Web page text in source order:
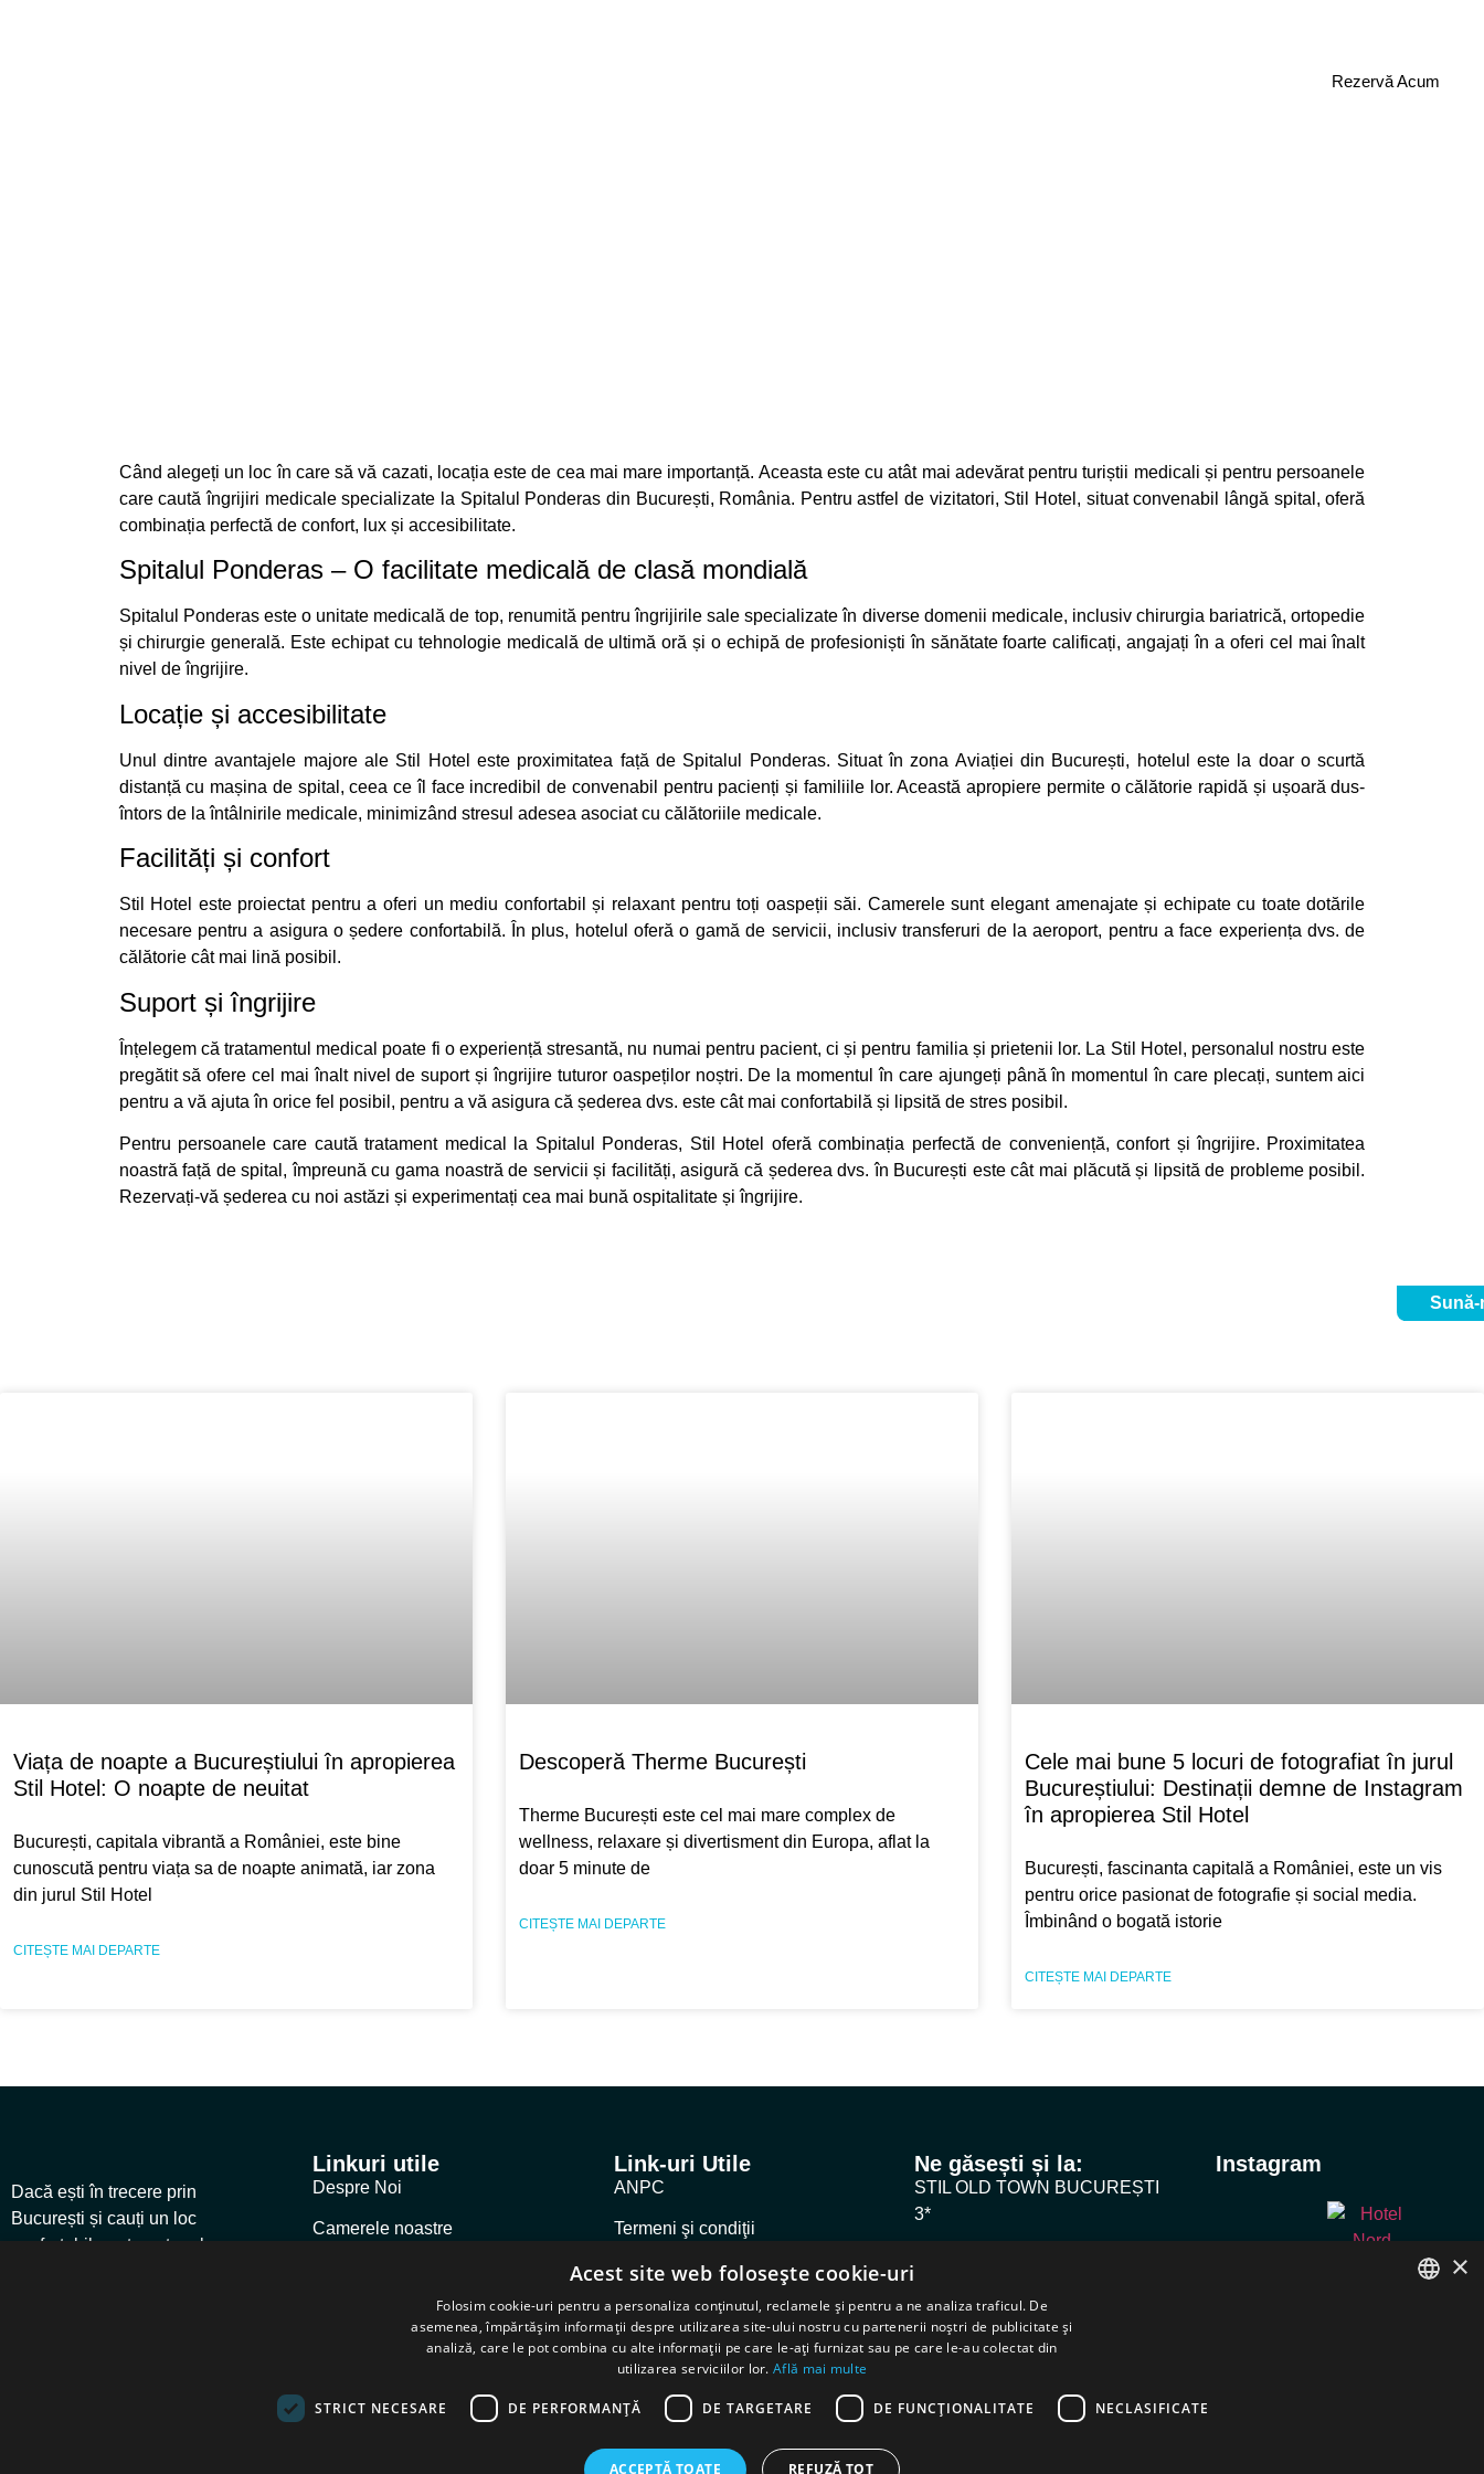
Rezervă Acum
Sună-
Când alegeți un loc în care să vă cazati, locația este de cea mai mare importanță. Aceasta este cu atât mai adevărat pentru turiștii medicali și pentru persoanele
care caută îngrijiri medicale specializate la Spitalul Ponderas din București, România. Pentru astfel de vizitatori, Stil Hotel, situat convenabil lângă spital, oferă
combinația perfectă de confort, lux și accesibilitate.
Spitalul Ponderas – O facilitate medicală de clasă mondială
Spitalul Ponderas este o unitate medicală de top, renumită pentru îngrijirile sale specializate în diverse domenii medicale, inclusiv chirurgia bariatrică, ortopedie
și chirurgie generală. Este echipat cu tehnologie medicală de ultimă oră și o echipă de profesioniști în sănătate foarte calificați, angajați în a oferi cel mai înalt
nivel de îngrijire.
Locație și accesibilitate
Unul dintre avantajele majore ale Stil Hotel este proximitatea față de Spitalul Ponderas. Situat în zona Aviației din București, hotelul este la doar o scurtă
distanță cu mașina de spital, ceea ce îl face incredibil de convenabil pentru pacienți și familiile lor. Această apropiere permite o călătorie rapidă și ușoară dus-
întors de la întâlnirile medicale, minimizând stresul adesea asociat cu călătoriile medicale.
Facilități și confort
Stil Hotel este proiectat pentru a oferi un mediu confortabil și relaxant pentru toți oaspeții săi. Camerele sunt elegant amenajate și echipate cu toate dotările
necesare pentru a asigura o ședere confortabilă. În plus, hotelul oferă o gamă de servicii, inclusiv transferuri de la aeroport, pentru a face experiența dvs. de
călătorie cât mai lină posibil.
Suport și îngrijire
Înțelegem că tratamentul medical poate fi o experiență stresantă, nu numai pentru pacient, ci și pentru familia și prietenii lor. La Stil Hotel, personalul nostru este
pregătit să ofere cel mai înalt nivel de suport și îngrijire tuturor oaspeților noștri. De la momentul în care ajungeți până în momentul în care plecați, suntem aici
pentru a vă ajuta în orice fel posibil, pentru a vă asigura că șederea dvs. este cât mai confortabilă și lipsită de stres posibil.
Pentru persoanele care caută tratament medical la Spitalul Ponderas, Stil Hotel oferă combinația perfectă de conveniență, confort și îngrijire. Proximitatea
noastră față de spital, împreună cu gama noastră de servicii și facilități, asigură că șederea dvs. în București este cât mai plăcută și lipsită de probleme posibil.
Rezervați-vă șederea cu noi astăzi și experimentați cea mai bună ospitalitate și îngrijire.
Viața de noapte a Bucureștiului în apropierea
Stil Hotel: O noapte de neuitat
București, capitala vibrantă a României, este bine
cunoscută pentru viața sa de noapte animată, iar zona
din jurul Stil Hotel
CITEȘTE MAI DEPARTE
Descoperă Therme București
Therme București este cel mai mare complex de
wellness, relaxare și divertisment din Europa, aflat la
doar 5 minute de
CITEȘTE MAI DEPARTE
Cele mai bune 5 locuri de fotografiat în jurul
Bucureștiului: Destinații demne de Instagram
în apropierea Stil Hotel
București, fascinanta capitală a României, este un vis
pentru orice pasionat de fotografie și social media.
Îmbinând o bogată istorie
CITEȘTE MAI DEPARTE
Dacă ești în trecere prin
București și cauți un loc
confortabil pentru a te relaxa,
Linkuri utile
Despre Noi
Camerele noastre
Locația Noastră
Link-uri Utile
ANPC
Termeni şi condiţii
Politica De Confidenţialitate
Politica De Cookie
Cybersecurity
Ne găsești și la:
STIL OLD TOWN BUCUREȘTI
3*
Instagram
×
Acest site web folosește cookie-uri
Folosim cookie-uri pentru a personaliza conținutul, reclamele și pentru a ne analiza traficul. De
asemenea, împărtășim informații despre utilizarea site-ului nostru cu partenerii noștri de publicitate și
analiză, care le pot combina cu alte informații pe care le-ați furnizat sau pe care le-au colectat din
utilizarea serviciilor lor. Află mai multe
STRICT NECESARE DE PERFORMANȚĂ DE TARGETARE DE FUNCŢIONALITATE NECLASIFICATE
ACCEPTĂ TOATE REFUZĂ TOT